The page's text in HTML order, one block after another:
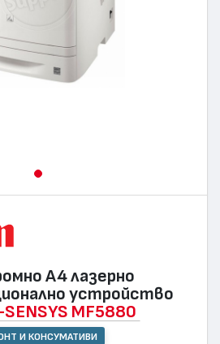
А4 лазернo
устройство
MF5880
И КОНСУМАТИВИ